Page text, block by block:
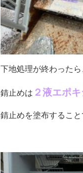
下地処理が終わったら
錆止めは ２液エポ
錆止めを塗布すること